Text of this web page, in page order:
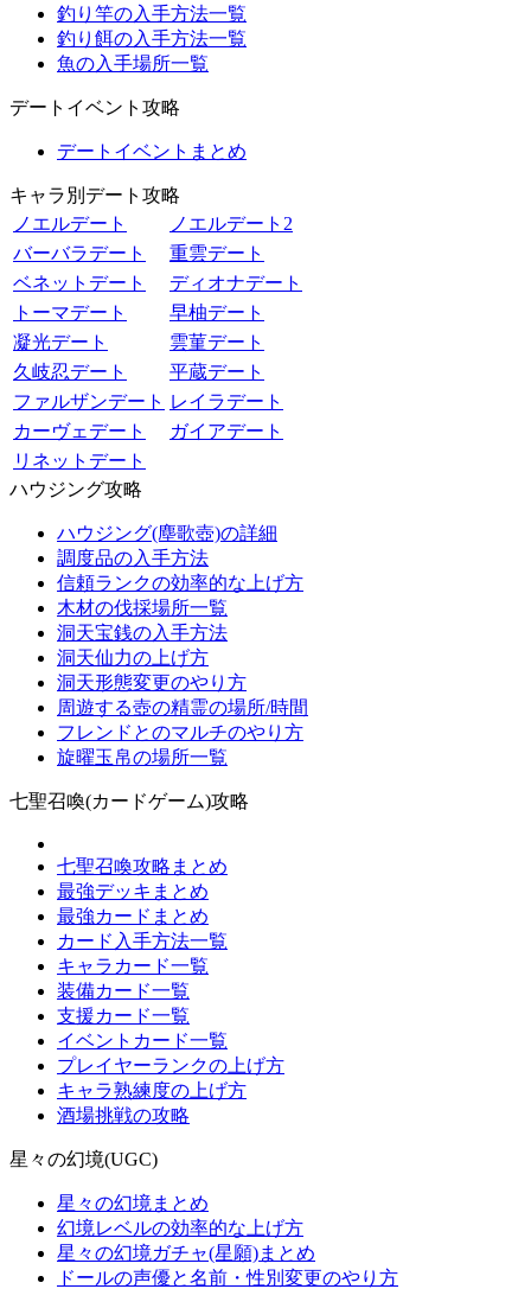
釣り竿の入手方法一覧
釣り餌の入手方法一覧
魚の入手場所一覧
デートイベント攻略
デートイベントまとめ
キャラ別デート攻略
ノエルデート
ノエルデート2
バーバラデート
重雲デート
ベネットデート
ディオナデート
トーマデート
早柚デート
凝光デート
雲菫デート
久岐忍デート
平蔵デート
ファルザンデート レイラデート
カーヴェデート
ガイアデート
リネットデート
ハウジング攻略
ハウジング(塵歌壺)の詳細
調度品の入手方法
信頼ランクの効率的な上げ方
木材の伐採場所一覧
洞天宝銭の入手方法
洞天仙力の上げ方
洞天形態変更のやり方
周遊する壺の精霊の場所/時間
フレンドとのマルチのやり方
旋曜玉帛の場所一覧
七聖召喚(カードゲーム)攻略
七聖召喚攻略まとめ
最強デッキまとめ
最強カードまとめ
カード入手方法一覧
キャラカード一覧
装備カード一覧
支援カード一覧
イベントカード一覧
プレイヤーランクの上げ方
キャラ熟練度の上げ方
酒場挑戦の攻略
星々の幻境(UGC)
星々の幻境まとめ
幻境レベルの効率的な上げ方
星々の幻境ガチャ(星願)まとめ
ドールの声優と名前・性別変更のやり方